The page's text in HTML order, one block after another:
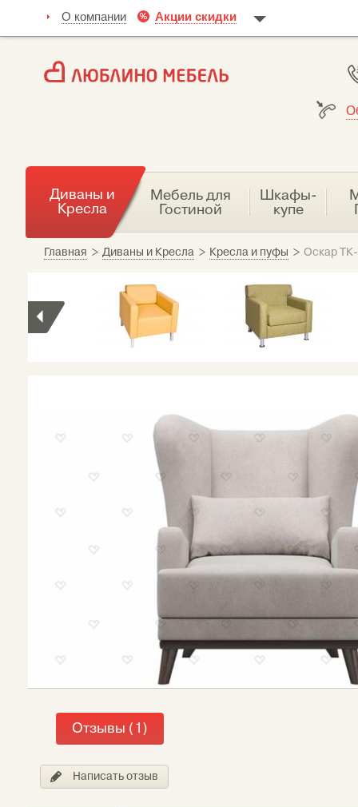
О компании Акции скидки
Диваны и
Кресла
Мебель для
Гостиной
Шкафы-
купе
Главная > Диваны и Кресла > Кресла и пуфы > Оскар
Отзывы (1)
Написать отзыв